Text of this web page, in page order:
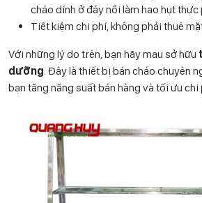
cháo dính ở đáy nồi làm hao hụt thực
Tiết kiệm chi phí, không phải thuê
Với những lý do trên, bạn hãy mau sở hữu
dưỡng . Đây là thiết bị bán cháo chuyên
bạn tăng năng suất bán hàng và tối ưu chi